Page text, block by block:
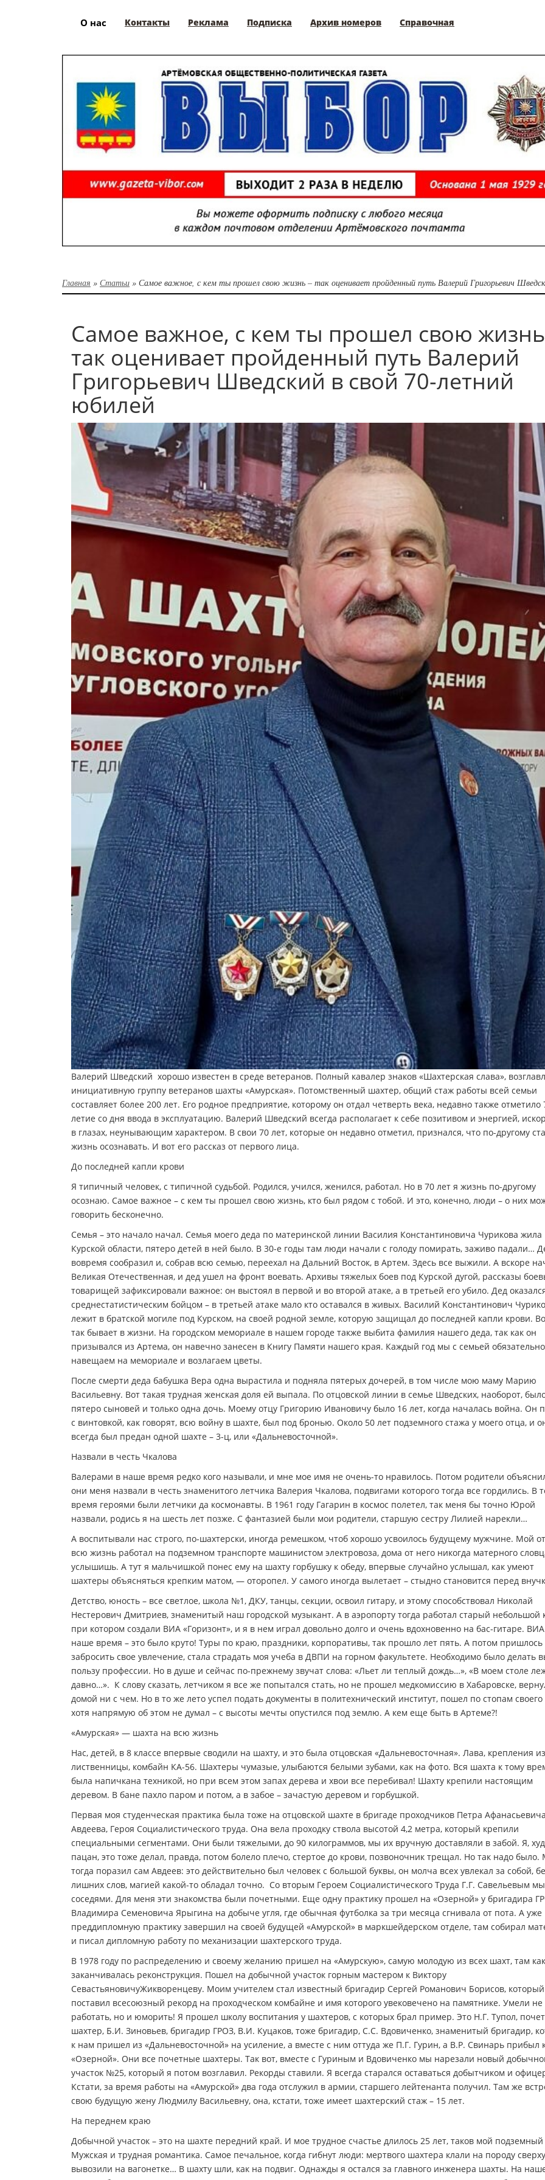
О нас Контакты Реклама Подписка Архив номеров Справочная
Главная » Статьи » Самое важное, с кем ты прошел свою жизнь – так оценивает пройденный путь Валерий Григорьевич
Самое важное, с кем ты прошел свою
так оценивает пройденный путь Валерий
Григорьевич Шведский в свой 70-летний
юбилей
Валерий Шведский хорошо известен в среде ветеранов. Полный кавалер знаков «Шахтерская слава»,
инициативную группу ветеранов шахты «Амурская». Потомственный шахтер, общий стаж работы всей семьи
составляет более 200 лет. Его родное предприятие, которому он отдал четверть века, недавно также отметило
летие со дня ввода в эксплуатацию. Валерий Шведский всегда располагает к себе позитивом и энергией,
в глазах, неунывающим характером. В свои 70 лет, которые он недавно отметил, признался, что по-другому
жизнь осознавать. И вот его рассказ от первого лица.
До последней капли крови
Я типичный человек, с типичной судьбой. Родился, учился, женился, работал. Но в 70 лет я жизнь по-другому
осознаю. Самое важное – с кем ты прошел свою жизнь, кто был рядом с тобой. И это, конечно, люди – о них
говорить бесконечно.
Семья – это начало начал. Семья моего деда по материнской линии Василия Константиновича Чурикова жила
Курской области, пятеро детей в ней было. В 30-е годы там люди начали с голоду помирать, заживо падали…
вовремя сообразил и, собрав всю семью, переехал на Дальний Восток, в Артем. Здесь все выжили. А вскоре
Великая Отечественная, и дед ушел на фронт воевать. Архивы тяжелых боев под Курской дугой, рассказы
товарищей зафиксировали важное: он выстоял в первой и во второй атаке, а в третьей его убило. Дед
среднестатистическим бойцом – в третьей атаке мало кто оставался в живых. Василий Константинович
лежит в братской могиле под Курском, на своей родной земле, которую защищал до последней капли крови.
так бывает в жизни. На городском мемориале в нашем городе также выбита фамилия нашего деда, так как он
призывался из Артема, он навечно занесен в Книгу Памяти нашего края. Каждый год мы с семьей
навещаем на мемориале и возлагаем цветы.
После смерти деда бабушка Вера одна вырастила и подняла пятерых дочерей, в том числе мою маму Марию
Васильевну. Вот такая трудная женская доля ей выпала. По отцовской линии в семье Шведских, наоборот,
пятеро сыновей и только одна дочь. Моему отцу Григорию Ивановичу было 16 лет, когда началась война. Он
с винтовкой, как говорят, всю войну в шахте, был под бронью. Около 50 лет подземного стажа у моего отца, и
всегда был предан одной шахте – 3-ц, или «Дальневосточной».
Назвали в честь Чкалова
Валерами в наше время редко кого называли, и мне мое имя не очень-то нравилось. Потом родители
они меня назвали в честь знаменитого летчика Валерия Чкалова, подвигами которого тогда все гордились. В
время героями были летчики да космонавты. В 1961 году Гагарин в космос полетел, так меня бы точно Юрой
назвали, родись я на шесть лет позже. С фантазией были мои родители, старшую сестру Лилией нарекли…
А воспитывали нас строго, по-шахтерски, иногда ремешком, чтоб хорошо усвоилось будущему мужчине. Мой
всю жизнь работал на подземном транспорте машинистом электровоза, дома от него никогда матерного
услышишь. А тут я мальчишкой понес ему на шахту горбушку к обеду, впервые случайно услышал, как умеют
шахтеры объясняться крепким матом, — оторопел. У самого иногда вылетает – стыдно становится перед
Детство, юность – все светлое, школа №1, ДКУ, танцы, секции, освоил гитару, и этому способствовал Николай
Нестерович Дмитриев, знаменитый наш городской музыкант. А в аэропорту тогда работал старый небольшой
при котором создали ВИА «Горизонт», и я в нем играл довольно долго и очень вдохновенно на бас-гитаре.
наше время – это было круто! Туры по краю, праздники, корпоративы, так прошло лет пять. А потом пришлось
забросить свое увлечение, стала страдать моя учеба в ДВПИ на горном факультете. Необходимо было делать
пользу профессии. Но в душе и сейчас по-прежнему звучат слова: «Льет ли теплый дождь…», «В моем столе
давно…». К слову сказать, летчиком я все же попытался стать, но не прошел медкомиссию в Хабаровске,
домой ни с чем. Но в то же лето успел подать документы в политехнический институт, пошел по стопам своего
хотя напрямую об этом не думал – с высоты мечты опустился под землю. А кем еще быть в Артеме?!
«Амурская» — шахта на всю жизнь
Нас, детей, в 8 классе впервые сводили на шахту, и это была отцовская «Дальневосточная». Лава, крепления из
лиственницы, комбайн КА-56. Шахтеры чумазые, улыбаются белыми зубами, как на фото. Вся шахта к тому
была напичкана техникой, но при всем этом запах дерева и хвои все перебивал! Шахту крепили настоящим
деревом. В бане пахло паром и потом, а в забое – зачастую деревом и горбушкой.
Первая моя студенческая практика была тоже на отцовской шахте в бригаде проходчиков Петра
Авдеева, Героя Социалистического труда. Она вела проходку ствола высотой 4,2 метра, который крепили
специальными сегментами. Они были тяжелыми, до 90 килограммов, мы их вручную доставляли в забой. Я,
пацан, это тоже делал, правда, потом болело плечо, стертое до крови, позвоночник трещал. Но так надо было.
тогда поразил сам Авдеев: это действительно был человек с большой буквы, он молча всех увлекал за собой,
лишних слов, магией какой-то обладал точно. Со вторым Героем Социалистического Труда Г.Г. Савельевым
соседями. Для меня эти знакомства были почетными. Еще одну практику прошел на «Озерной» у бригадира
Владимира Семеновича Ярыгина на добыче угля, где обычная футболка за три месяца сгнивала от пота. А уже
преддипломную практику завершил на своей будущей «Амурской» в маркшейдерском отделе, там собирал
и писал дипломную работу по механизации шахтерского труда.
В 1978 году по распределению и своему желанию пришел на «Амурскую», самую молодую из всех шахт, там
заканчивалась реконструкция. Пошел на добычной участок горным мастером к Виктору
СевастьяновичуЖикворенцеву. Моим учителем стал известный бригадир Сергей Романович Борисов, который
поставил всесоюзный рекорд на проходческом комбайне и имя которого увековечено на памятнике. Умели не
работать, но и юморить! Я прошел школу воспитания у шахтеров, с которых брал пример. Это Н.Г. Тупол,
шахтер, Б.И. Зиновьев, бригадир ГРОЗ, В.И. Куцаков, тоже бригадир, С.С. Вдовиченко, знаменитый бригадир,
к нам пришел из «Дальневосточной» на усиление, а вместе с ним оттуда же П.Г. Гурин, а В.Р. Свинарь прибыл
«Озерной». Они все почетные шахтеры. Так вот, вместе с Гуриным и Вдовиченко мы нарезали новый
участок №25, который я потом возглавил. Рекорды ставили. Я всегда старался оставаться добытчиком и
Кстати, за время работы на «Амурской» два года отслужил в армии, старшего лейтенанта получил. Там же
свою будущую жену Людмилу Васильевну, она, кстати, тоже имеет шахтерский стаж – 15 лет.
На переднем краю
Добычной участок – это на шахте передний край. И мое трудное счастье длилось 25 лет, таков мой подземный
Мужская и трудная романтика. Самое печальное, когда гибнут люди: мертвого шахтера клали на породу
вывозили на вагонетке… В шахту шли, как на подвиг. Однажды я остался за главного инженера шахты. На